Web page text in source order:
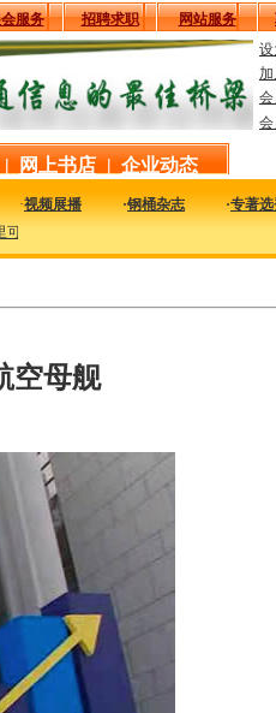
服务 招聘求职 网站服务
会
| 网上书店 | 企业动态
·视频展播 ·钢桶杂志 ·专著
及时的了解国内外钢桶行业企业的最新
空母舰